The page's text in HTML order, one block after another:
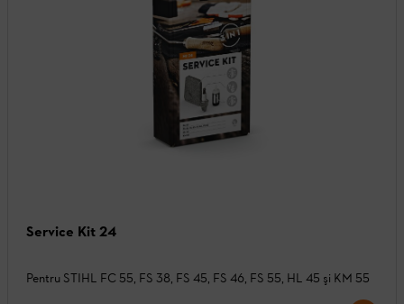
Service Kit 24
Pentru STIHL FC 55, FS 38, FS 45, FS 46, FS 55, HL 45 şi KM 55